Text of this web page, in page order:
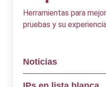
Herramientas para
pruebas y su
Noticias